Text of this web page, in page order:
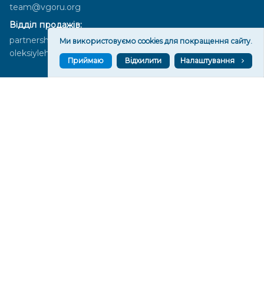
team@vgoru.org
Відділ продажів:
partnership@vgoru.org
oleksiylehen@vgoru.org
Ми використовуємо cookies для покращення сайту.
Приймаю Відхилити Налаштування